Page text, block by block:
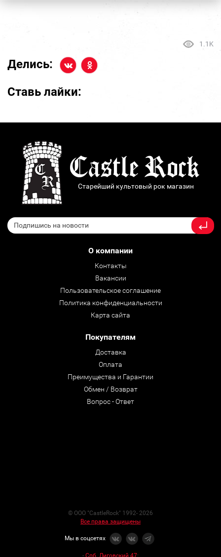
1.1K
Делись:
Ставь лайки:
Старейший культовый рок магазин
О компании
Контакты
Вакансии
Пользовательское соглашение
Политика конфиденциальности
Карта сайта
Покупателям
Доставка
Оплата
Преимущества и Гарантии
Обмен / Возврат
Вопрос - Ответ
© ООО "CastleRock" 1992- 2026
Все права защищены
Мы в соцсетях
- Спб. Лиговский 47: